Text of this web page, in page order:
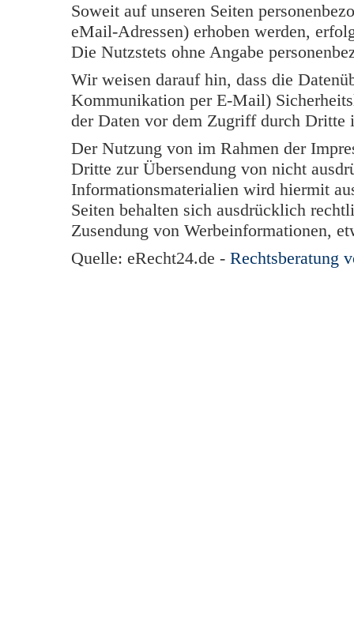
Soweit auf unseren Seiten
eMail-Adressen) erhoben werden,
Die Nutzstets ohne Angabe
Wir weisen darauf hin, dass die
Kommunikation per E-Mail)
der Daten vor dem Zugriff durch Dritte
Der Nutzung von im Rahmen der
Dritte zur Übersendung von nicht
Informationsmaterialien wird hiermit
Seiten behalten sich ausdrücklich
Zusendung von Werbeinformationen,
Quelle: eRecht24.de - Rechtsberatung